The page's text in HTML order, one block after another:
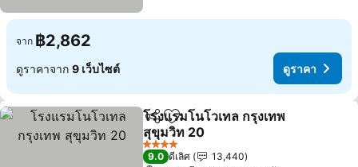
จาก ฿2,862
ดูราคาจาก 9 เว็บไซต์ ดูราคา
แชร์ เพิ่มในรายการโปรด
โรงแรมโนโวเทล กรุงเทพ
สุขุมวิท 20
ดูราคา
4 ดาว
9.0 ดีเลิศ
13,440